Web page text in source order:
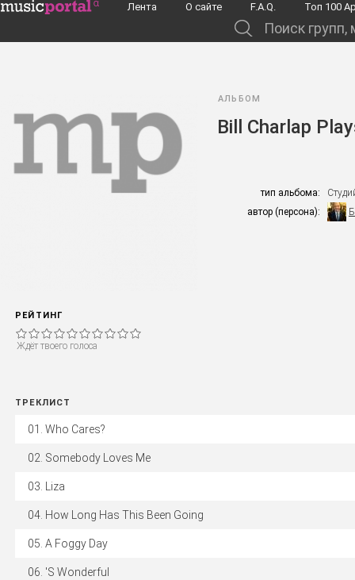
Перейти к основному содержанию
Лента О сайте F.A.Q. Toп 100
РЕЙТИНГ
Ждёт твоего голоса
АЛЬБОМ
Bill Charlap
тип альбома:
автор (персона):
ТРЕКЛИСТ
Who Cares?
Somebody Loves Me
Liza
How Long Has This Been Going
A Foggy Day
'S Wonderful